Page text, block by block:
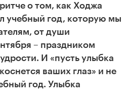
о том, как Ходжа
учебный год, которую мы
от души
– праздником
И «пусть улыбка
ваших глаз» и не
год. Улыбка